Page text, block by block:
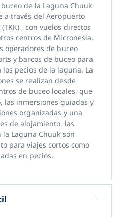
de la Laguna Chuuk
a través delAeropuerto
, con vuelos directos
centros de Micronesia.
operadores de buceo
y barcos de buceo para
pecios de la laguna. La
se realizan desde
de buceo locales, que
las inmersiones guiadas y
organizadas y una
de alojamiento, las
la Laguna Chuuk son
para viajes cortos como
en pecios.